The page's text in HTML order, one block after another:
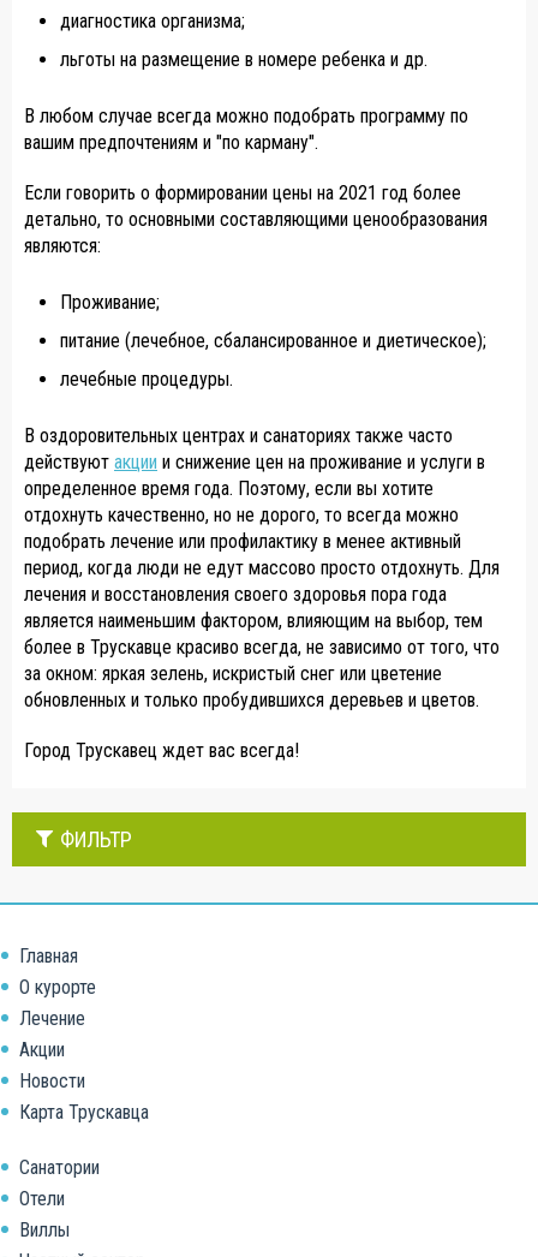
диагностика организма;
льготы на размещение в номере ребенка и др.
В любом случае всегда можно подобрать программу по
вашим предпочтениям и "по карману".
Если говорить о формировании цены на 2021 год более
детально, то основными составляющими ценообразования
являются:
Проживание;
питание (лечебное, сбалансированное и диетическое);
лечебные процедуры.
В оздоровительных центрах и санаториях также часто
действуют акции и снижение цен на проживание и услуги в
определенное время года. Поэтому, если вы хотите
отдохнуть качественно, но не дорого, то всегда можно
подобрать лечение или профилактику в менее активный
период, когда люди не едут массово просто отдохнуть. Для
лечения и восстановления своего здоровья пора года
является наименьшим фактором, влияющим на выбор, тем
более в Трускавце красиво всегда, не зависимо от того, что
за окном: яркая зелень, искристый снег или цветение
обновленных и только пробудившихся деревьев и цветов.
Город Трускавец ждет вас всегда!
ФИЛЬТР
Главная
О курорте
Лечение
Акции
Новости
Карта Трускавца
Санатории
Отели
Виллы